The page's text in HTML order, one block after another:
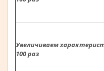
Увеличиваем
100 раз